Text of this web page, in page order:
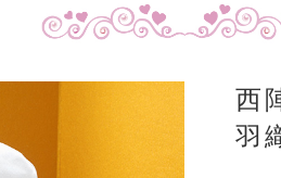
西
羽